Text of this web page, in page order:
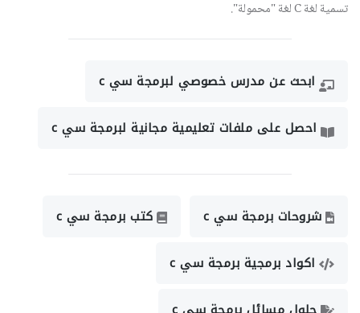
تسمية لغة C لغة "محمولة".
ابحث عن مدرس خصوصي لبرمجة سي c
احصل على ملفات تعليمية مجانية لبرمجة سي c
شروحات برمجة سي c كتب برمجة سي c
اكواد برمجية برمجة سي c